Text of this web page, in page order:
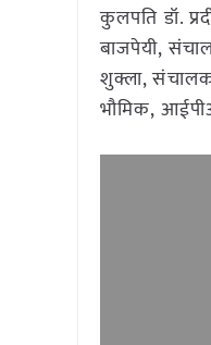
कुलपति डॉ.
बाजपेयी,
शुक्ला, संचालक
भौमिक,